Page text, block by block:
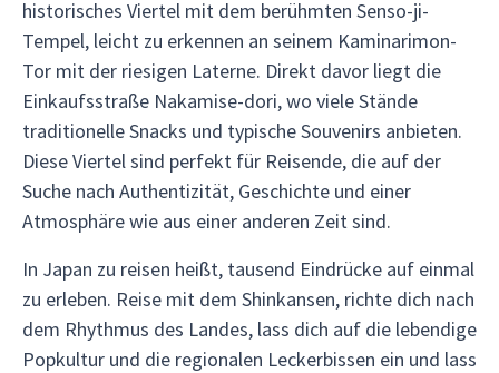
historisches Viertel mit dem berühmten Senso-ji-
Tempel, leicht zu erkennen an seinem Kaminarimon-
Tor mit der riesigen Laterne. Direkt davor liegt die
Einkaufsstraße Nakamise-dori, wo viele Stände
traditionelle Snacks und typische Souvenirs anbieten.
Diese Viertel sind perfekt für Reisende, die auf der
Suche nach Authentizität, Geschichte und einer
Atmosphäre wie aus einer anderen Zeit sind.
In Japan zu reisen heißt, tausend Eindrücke auf einmal
zu erleben. Reise mit dem Shinkansen, richte dich nach
dem Rhythmus des Landes, lass dich auf die lebendige
Popkultur und die regionalen Leckerbissen ein und lass